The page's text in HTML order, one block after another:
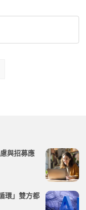
與招募應
環」雙方都